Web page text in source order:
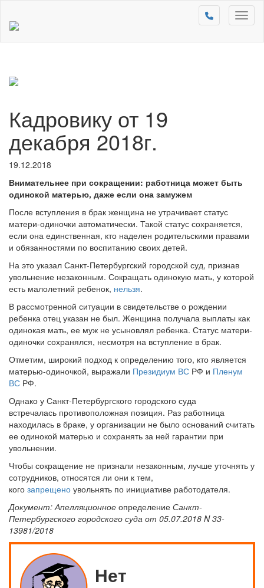
Кадровику от 19
декабря 2018г.
19.12.2018
Внимательнее при сокращении: работница может быть
одинокой матерью, даже если она замужем
После вступления в брак женщина не утрачивает статус
матери-одиночки автоматически. Такой статус сохраняется,
если она единственная, кто наделен родительскими правами
и обязанностями по воспитанию своих детей.
На это указал Санкт-Петербургский городской суд, признав
увольнение незаконным. Сокращать одинокую мать, у которой
есть малолетний ребенок, нельзя.
В рассмотренной ситуации в свидетельстве о рождении
ребенка отец указан не был. Женщина получала выплаты как
одинокая мать, ее муж не усыновлял ребенка. Статус матери-
одиночки сохранялся, несмотря на вступление в брак.
Отметим, широкий подход к определению того, кто является
матерью-одиночкой, выражали Президиум ВС РФ и Пленум
ВС РФ.
Однако у Санкт-Петербургского городского суда
встречалась противоположная позиция. Раз работница
находилась в браке, у организации не было оснований считать
ее одинокой матерью и сохранять за ней гарантии при
увольнении.
Чтобы сокращение не признали незаконным, лучше уточнять у
сотрудников, относятся ли они к тем,
кого запрещено увольнять по инициативе работодателя.
Документ: Апелляционное определение Санкт-
Петербургского городского суда от 05.07.2018 N 33-
13981/2018
Нет